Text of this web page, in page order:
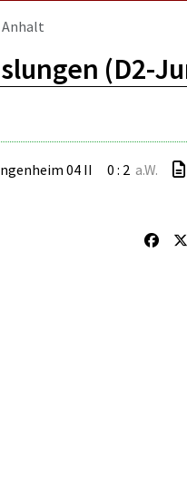
Anhalt
(D2-
04 II 0 : 2 a.W.